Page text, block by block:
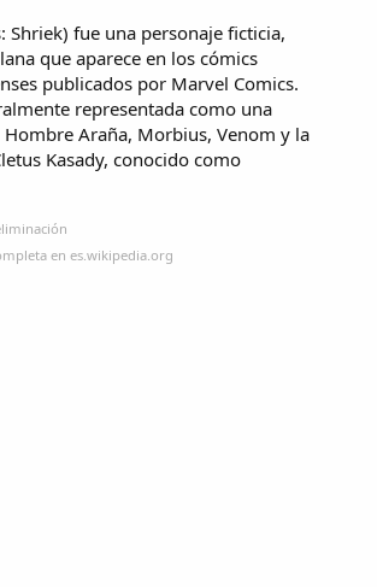
Shriek) fue una personaje ficticia,
que aparece en los cómics
publicados por Marvel Comics.
representada como una
Araña, Morbius, Venom y la
Kasady, conocido como
en es.wikipedia.org